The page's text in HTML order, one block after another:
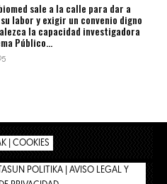
sale a la calle para dar a
labor y exigir un convenio digno
la capacidad investigadora
Público...
| COOKIES
POLITIKA | AVISO LEGAL Y